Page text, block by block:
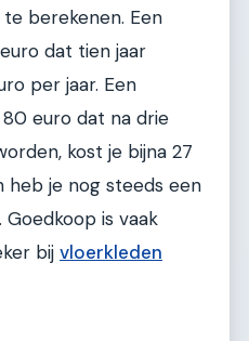
berekenen. Een
dat tien jaar
per jaar. Een
euro dat na drie
kost je bijna 27
je nog steeds een
is vaak
bij vloerkleden